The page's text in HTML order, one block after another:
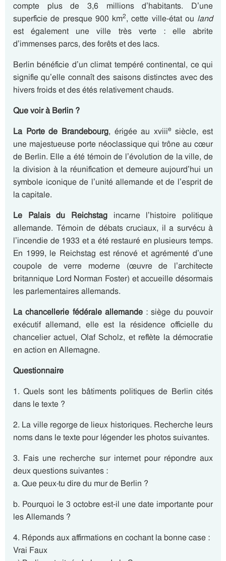
compte plus de 3,6 millions d’habitants. D’une
superficie de presque 900 km2, cette ville-état ou land
est également une ville très verte : elle abrite
d’immenses parcs, des forêts et des lacs.
Berlin bénéficie d’un climat tempéré continental, ce qui
signifie qu’elle connaît des saisons distinctes avec des
hivers froids et des étés relativement chauds.
Que voir à Berlin ?
La Porte de Brandebourg, érigée au xviiie siècle, est
une majestueuse porte néoclassique qui trône au cœur
de Berlin. Elle a été témoin de l’évolution de la ville, de
la division à la réunification et demeure aujourd’hui un
symbole iconique de l’unité allemande et de l’esprit de
la capitale.
Le Palais du Reichstag incarne l’histoire politique
allemande. Témoin de débats cruciaux, il a survécu à
l’incendie de 1933 et a été restauré en plusieurs temps.
En 1999, le Reichstag est rénové et agrémenté d’une
coupole de verre moderne (œuvre de l’architecte
britannique Lord Norman Foster) et accueille désormais
les parlementaires allemands.
La chancellerie fédérale allemande: siège du pouvoir
exécutif allemand, elle est la résidence officielle du
chancelier actuel, Olaf Scholz, et reflète la démocratie
en action en Allemagne.
Questionnaire
1. Quels sont les bâtiments politiques de Berlin cités
dans le texte ?
2. La ville regorge de lieux historiques. Recherche leurs
noms dans le texte pour légender les photos suivantes.
3. Fais une recherche sur internet pour répondre aux
deux questions suivantes :
a. Que peux-tu dire du mur de Berlin ?
b. Pourquoi le 3 octobre est-il une date importante pour
les Allemands ?
4. Réponds aux affirmations en cochant la bonne case :
Vrai Faux